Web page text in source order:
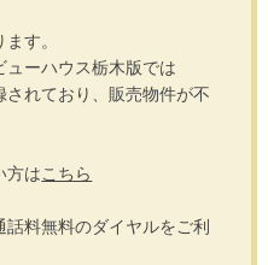
す。
ューハウス栃木版では
れており、販売物件が不
方はこちら
料無料のダイヤルをご利